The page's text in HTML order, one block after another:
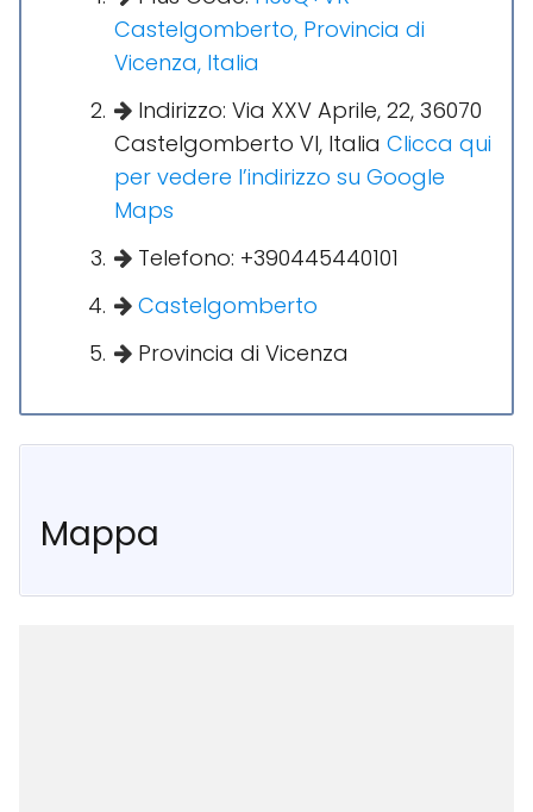
Castelgomberto, Provincia di
Vicenza, Italia
Indirizzo: Via XXV Aprile, 22, 36070
Castelgomberto VI, Italia Clicca qui
per vedere l’indirizzo su Google
Maps
Telefono: +390445440101
Castelgomberto
Provincia di Vicenza
Mappa